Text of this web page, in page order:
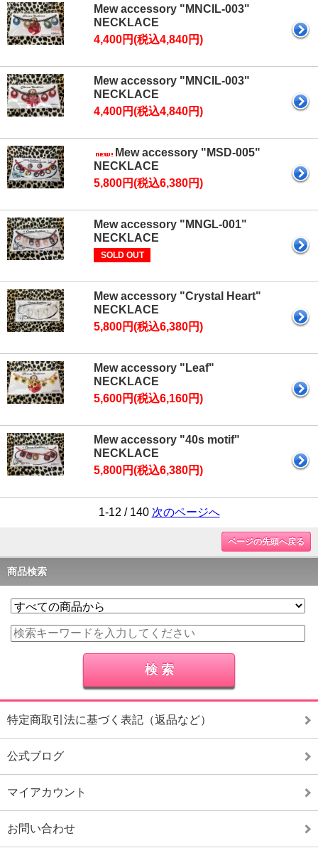
Mew accessory "MNCIL-003"
NECKLACE
4,400円(税込4,840円)
Mew accessory "MNCIL-003"
NECKLACE
4,400円(税込4,840円)
Mew accessory "MSD-005"
NECKLACE
5,800円(税込6,380円)
Mew accessory "MNGL-001"
NECKLACE
SOLD OUT
Mew accessory "Crystal Heart"
NECKLACE
5,800円(税込6,380円)
Mew accessory "Leaf"
NECKLACE
5,600円(税込6,160円)
Mew accessory "40s motif"
NECKLACE
5,800円(税込6,380円)
1-12 / 140 次のページへ
ページの先頭へ戻る
商品検索
特定商取引法に基づく表記（返品など）
公式ブログ
マイアカウント
お問い合わせ